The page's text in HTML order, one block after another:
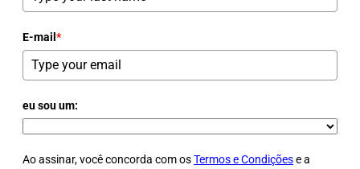
E-mail *
eu sou um:
Ao assinar, você concorda com osTermos e Condiçõese a